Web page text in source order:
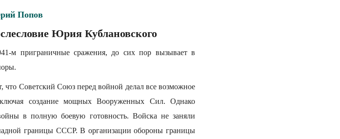
Попов
Юрия Кублановского
м приграничные сражения, до сих пор вызывает в
Советский Союз перед войной делал все возможное
создание мощных Вооруженных Сил. Однако
в полную боевую готовность. Войска не заняли
границы СССР. В организации обороны границы